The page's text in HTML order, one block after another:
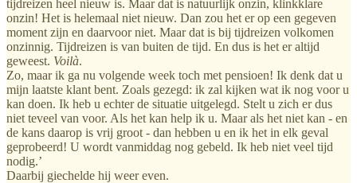
tijdreizen heel nieuw is. Maar dat is natuurlijk onzin, klinkklare
onzin! Het is helemaal niet nieuw. Dan zou het er op een gegeven
moment zijn en daarvoor niet. Maar dat is bij tijdreizen volkomen
onzinnig. Tijdreizen is van buiten de tijd. En dus is het er altijd
geweest. Voilà.
Zo, maar ik ga nu volgende week toch met pensioen! Ik denk dat u
mijn laatste klant bent. Zoals gezegd: ik zal kijken wat ik nog voor u
kan doen. Ik heb u echter de situatie uitgelegd. Stelt u zich er dus
niet teveel van voor. Als het kan help ik u. Maar als het niet kan - en
de kans daarop is vrij groot - dan hebben u en ik het in elk geval
geprobeerd! U wordt vanmiddag nog gebeld. Ik heb niet veel tijd
nodig.’
Daarbij giechelde hij weer even.